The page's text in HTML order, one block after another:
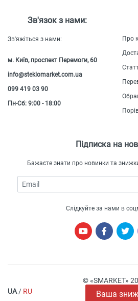
Зв'язок з нами:
Зв'яжіться з нами:
м. Київ, проспект Перемоги, 60
info@steklomarket.com.ua
099 419 03 90
Пн-Сб: 9:00 - 18:00
Про
Підписка на
Бажаєте знати про новинки та
Email
Слідкуйте за нами в
© «SMARKET»
UA / RU